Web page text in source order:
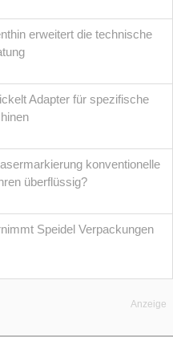
erweitert die technische
Adapter für spezifische
konventionelle
überflüssig?
Speidel Verpackungen
Anzeige